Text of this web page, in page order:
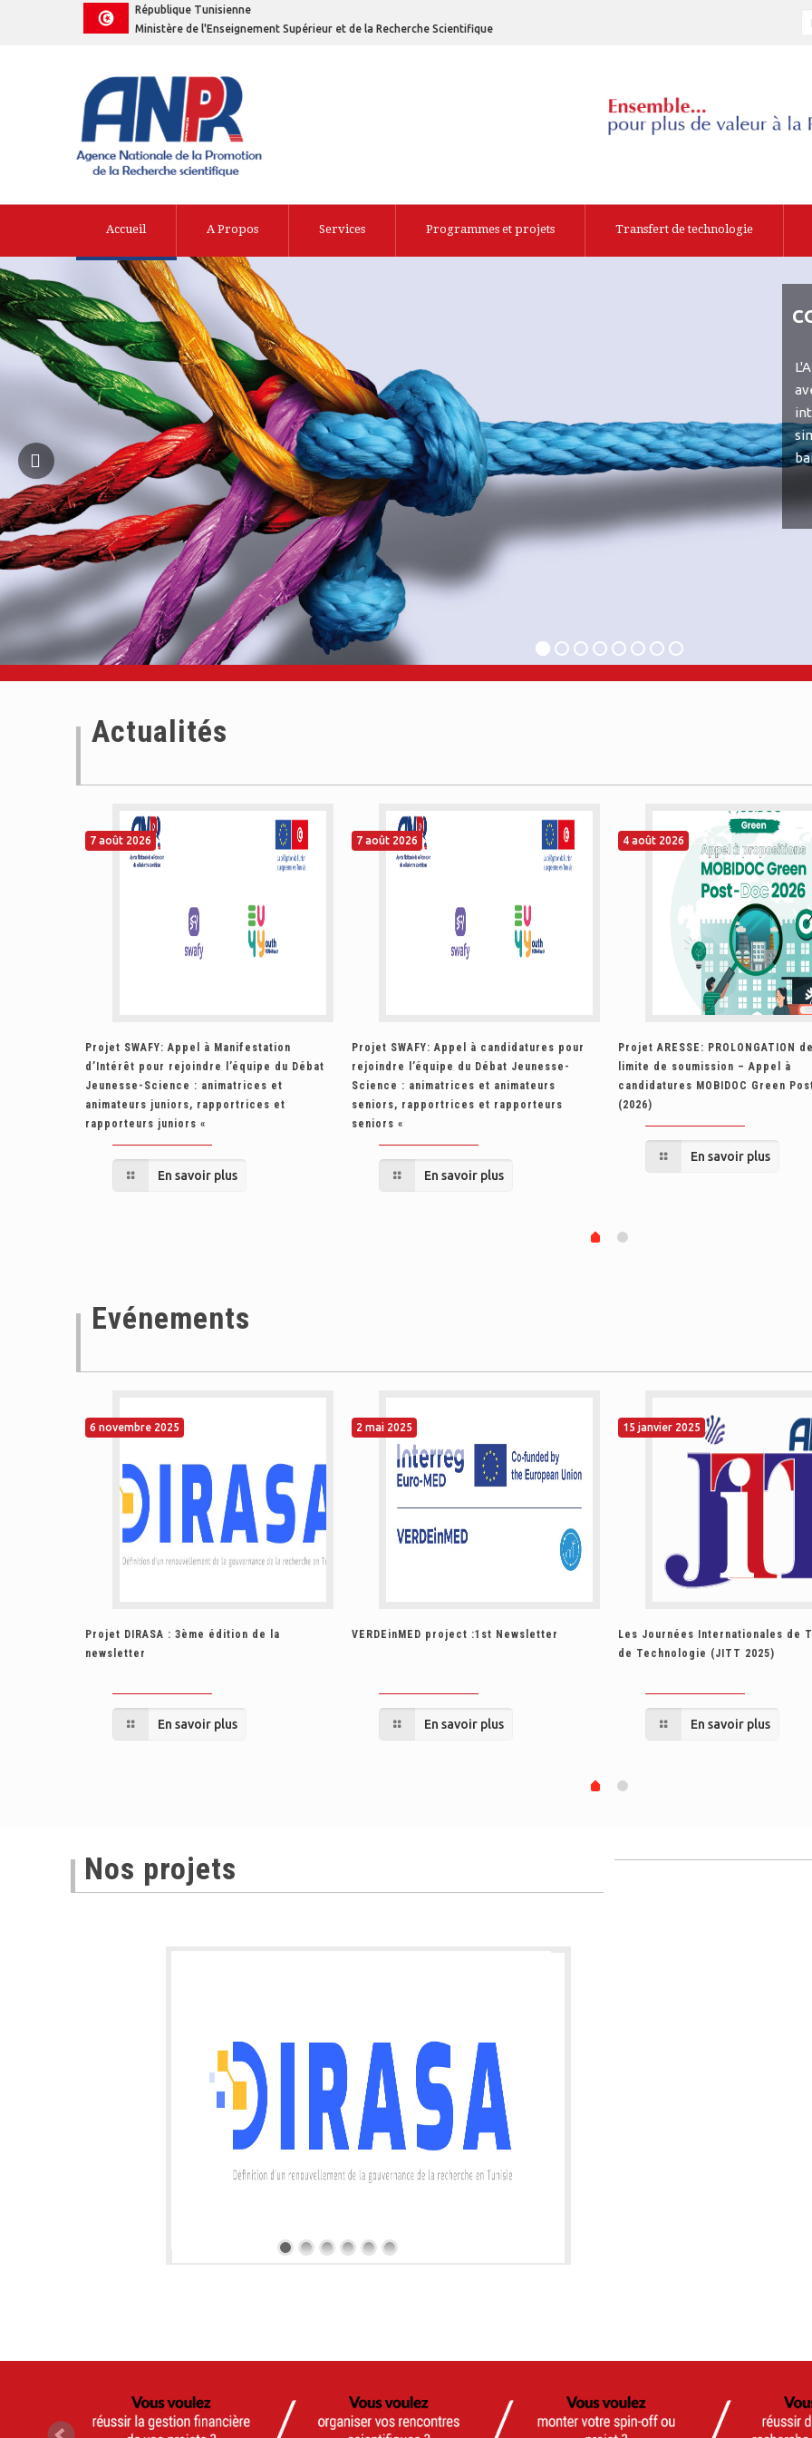
République Tunisienne
Ministère de l'Enseignement Supérieur et de la Recherche Scientifique
Accueil A Propos Services Programmes et projets Transfert de technologie
Actualités
7 août 2026
Projet SWAFY: Appel à Manifestation
d’Intérêt pour rejoindre l’équipe du Débat
Jeunesse-Science : animatrices et
animateurs juniors, rapportrices et
rapporteurs juniors «
En savoir plus
7 août 2026
Projet SWAFY: Appel à candidatures pour
rejoindre l’équipe du Débat Jeunesse-
Science : animatrices et animateurs
seniors, rapportrices et rapporteurs
seniors «
En savoir plus
4 août 2026
Projet ARESSE: PROLONGATION
limite de soumission – Appel à
candidatures MOBIDOC Green
(2026)
En savoir plus
Evénements
6 novembre 2025
Projet DIRASA : 3ème édition de la
newsletter
En savoir plus
2 mai 2025
VERDEinMED project :1st Newsletter
En savoir plus
15 janvier 2025
Les Journées Internationales de
de Technologie (JITT 2025)
En savoir plus
Nos projets